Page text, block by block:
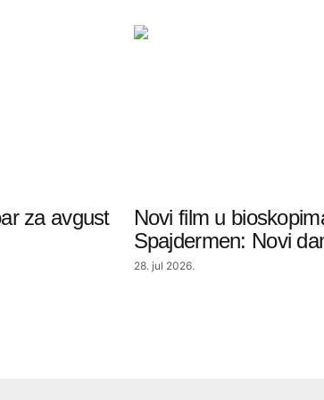
za avgust
Novi film u
Spajdermen: Novi
28. jul 2026.